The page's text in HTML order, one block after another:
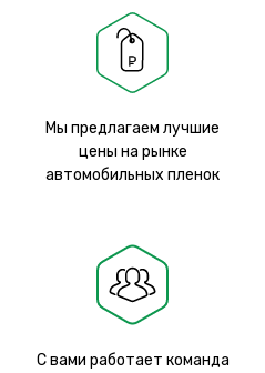
Мы предлагаем лучшие
цены на рынке
автомобильных пленок
С вами работает команда